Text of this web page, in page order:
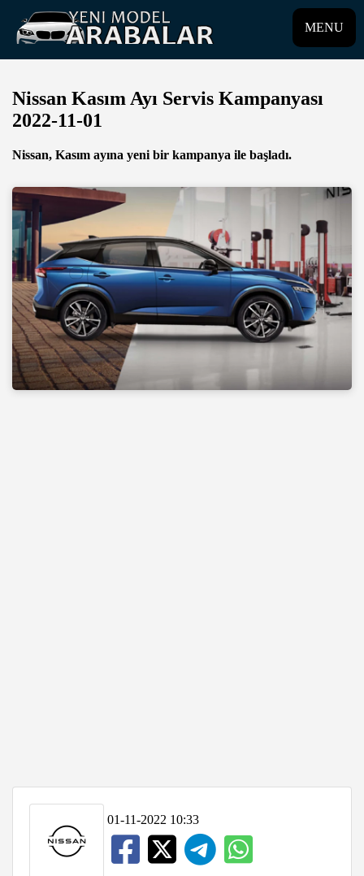
MENU
Nissan Kasım Ayı Servis Kampanyası
2022-11-01
Nissan, Kasım ayına yeni bir kampanya ile başladı.
01-11-2022 10:33